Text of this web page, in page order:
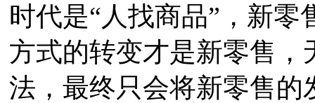
时代是“人找商品”，新零
方式的转变才是新零售
法，最终只会将新零售